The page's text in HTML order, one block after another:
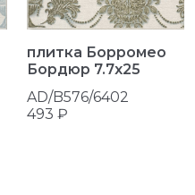
плитка Борромео
Бордюр 7.7x25
AD/B576/6402
493 ₽